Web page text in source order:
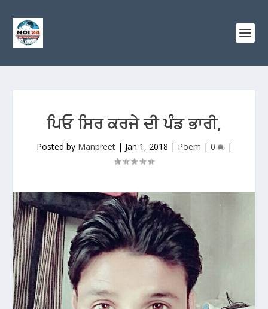
ਪਿਓ ਸਿਰ ਕਰਜੇ ਦੀ ਪੰਡ ਭਾਰੀ,
Posted by Manpreet| Jan 1, 2018 | Poem | 0 |